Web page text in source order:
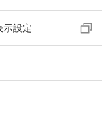
示設定